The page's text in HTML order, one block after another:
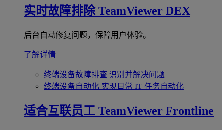
实时故障排除 TeamViewer DEX
后台自动修复问题，保障用户体验。
了解详情
终端设备故障排查 识别并解决问题
终端设备自动化 实现日常 IT 任务自动化
适合互联员工 TeamViewer Frontline